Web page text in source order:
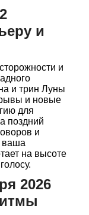
и
и
и трин Луны
и новые
для
поздний
и
ваша
на высоте
2026